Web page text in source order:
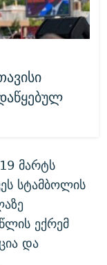
მარტს
სტამბოლის
ექრემ
და